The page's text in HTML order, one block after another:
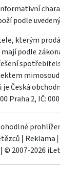
podle
kterým
podle
Česká
Praha 2, IČ:
| Reklama |
| © 2007-2026